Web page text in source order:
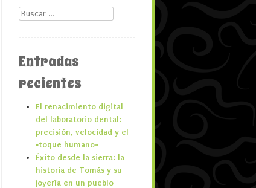
Buscar
Entradas
recientes
El renacimiento digital
del laboratorio dental:
precisión, velocidad y el
«toque humano»
Éxito desde la sierra: la
historia de Tomás y su
joyería en un pueblo